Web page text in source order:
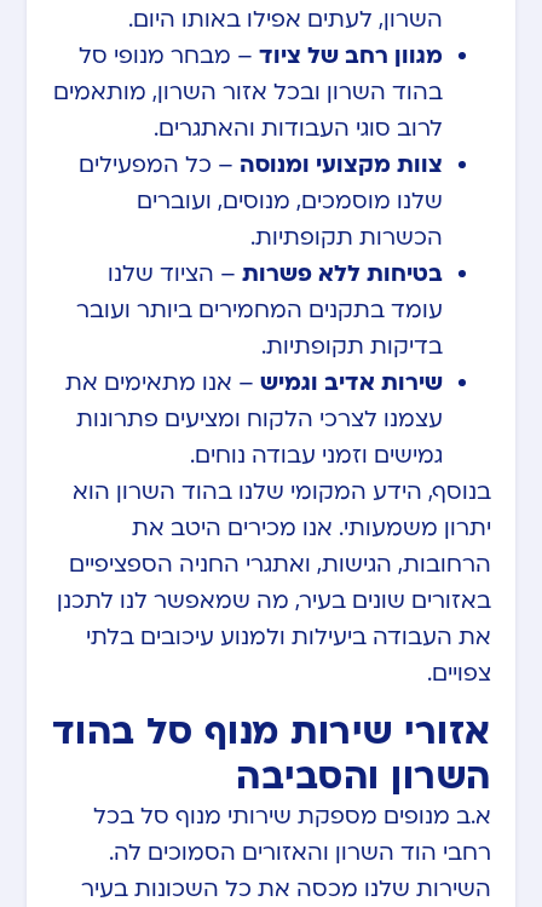
השרון, לעתים אפילו באותו היום.
מגוון רחב של ציוד – מבחר מנופי סל
בהוד השרון ובכל אזור השרון, מותאמים
לרוב סוגי העבודות והאתגרים.
צוות מקצועי ומנוסה – כל המפעילים
שלנו מוסמכים, מנוסים, ועוברים
הכשרות תקופתיות.
בטיחות ללא פשרות – הציוד שלנו
עומד בתקנים המחמירים ביותר ועובר
בדיקות תקופתיות.
שירות אדיב וגמיש – אנו מתאימים את
עצמנו לצרכי הלקוח ומציעים פתרונות
גמישים וזמני עבודה נוחים.
בנוסף, הידע המקומי שלנו בהוד השרון הוא
יתרון משמעותי. אנו מכירים היטב את
הרחובות, הגישות, ואתגרי החניה הספציפיים
באזורים שונים בעיר, מה שמאפשר לנו לתכנן
את העבודה ביעילות ולמנוע עיכובים בלתי
צפויים.
אזורי שירות מנוף סל בהוד
השרון והסביבה
א.ב מנופים מספקת שירותי מנוף סל בכל
רחבי הוד השרון והאזורים הסמוכים לה.
השירות שלנו מכסה את כל השכונות בעיר